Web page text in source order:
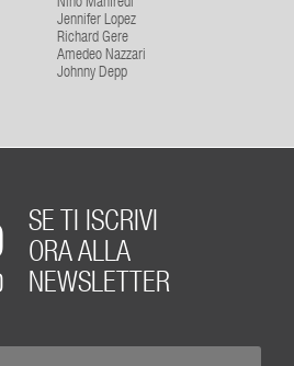
Jennifer Lopez
Richard Gere
Amedeo Nazzari
Johnny Depp
SE TI ISCRIVI
ORA ALLA
NEWSLETTER